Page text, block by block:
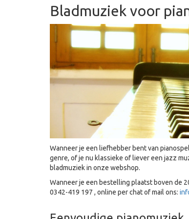
Bladmuziek voor
Wanneer je een liefhebber bent van
genre, of je nu klassieke of liever een jazz
bladmuziek in onze webshop.
Wanneer je een bestelling plaatst boven de
0342-419 197 , online per chat of mail ons: